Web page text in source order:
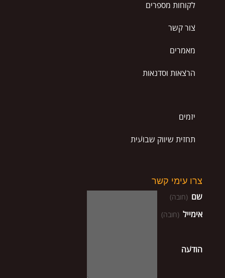
לקוחות מספרים
צור קשר
מאמרים
הרצאות וסדנאות
יזמים
תחזית שיווק שבועית
צרו עימי קשר
שם (חובה)
אימייל (חובה)
הודעה